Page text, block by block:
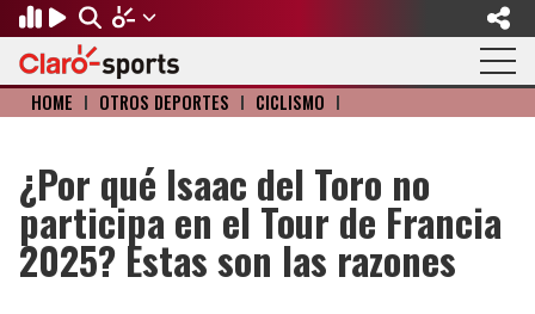
Regresar
FÚTBOL
Fútbol Internacional
Mundial de Clubes
Regresar
MOTOR
Formula 1
NASCAR
Regresar
BÉISBOL
Mexicano
MLB
Regresar
OLÍMPICOS
Olympic Channel
Paris 2024
Regresar
OTROS DEPORTES
Básquetbol
Fútbol Americano
Regresar
ACTUALIDAD
Música
Cine y TV
HOME I OTROS DEPORTES I CICLISMO I
¿Por qué Isaac del Toro no
participa en el Tour de Francia
2025? Estas son las razones